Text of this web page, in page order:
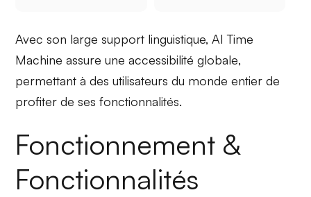
Avec son large support linguistique, AI Time
Machine assure uneaccessibilité globale,
permettant à des utilisateurs du monde entier de
profiter de ses fonctionnalités.
Fonctionnement &
Fonctionnalités